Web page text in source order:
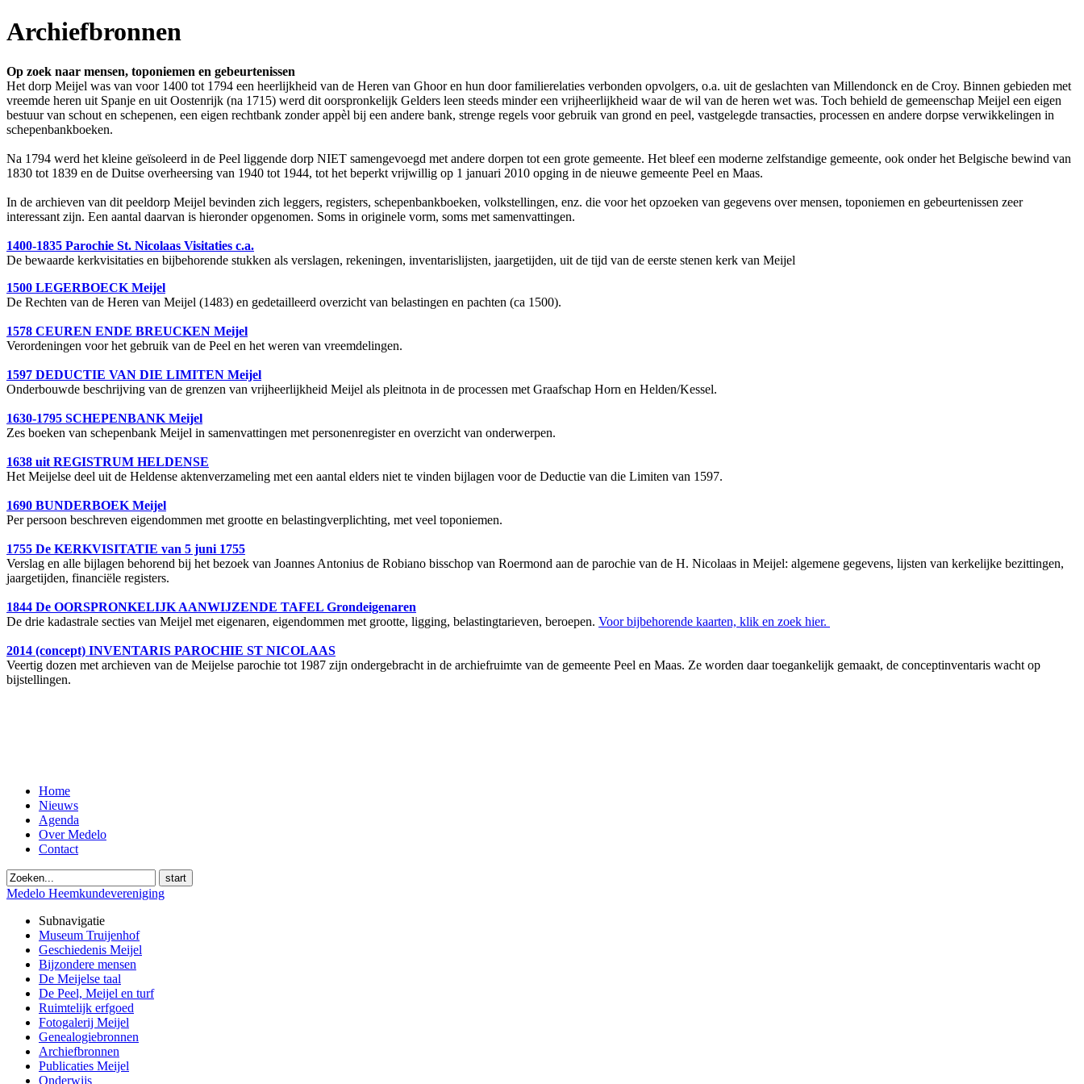
Archiefbronnen
Op zoek naar mensen, toponiemen en gebeurtenissen
Het dorp Meijel was van voor 1400 tot 1794 een heerlijkheid van de Heren van Ghoor en hun door familierelaties verbonden opvolgers, o.a. uit de geslachten van Millendonck en de Croy. Binnen gebieden met
vreemde heren uit Spanje en uit Oostenrijk (na 1715) werd dit oorspronkelijk Gelders leen steeds minder een vrijheerlijkheid waar de wil van de heren wet was. Toch behield de gemeenschap Meijel een eigen
bestuur van schout en schepenen, een eigen rechtbank zonder appèl bij een andere bank, strenge regels voor gebruik van grond en peel, vastgelegde transacties, processen en andere dorpse verwikkelingen in
schepenbankboeken.
Na 1794 werd het kleine geïsoleerd in de Peel liggende dorp NIET samengevoegd met andere dorpen tot een grote gemeente. Het bleef een moderne zelfstandige gemeente, ook onder het Belgische bewind van
1830 tot 1839 en de Duitse overheersing van 1940 tot 1944, tot het beperkt vrijwillig op 1 januari 2010 opging in de nieuwe gemeente Peel en Maas.
In de archieven van dit peeldorp Meijel bevinden zich leggers, registers, schepenbankboeken, volkstellingen, enz. die voor het opzoeken van gegevens over mensen, toponiemen en gebeurtenissen zeer
interessant zijn. Een aantal daarvan is hieronder opgenomen. Soms in originele vorm, soms met samenvattingen.
1400-1835 Parochie St. Nicolaas Visitaties c.a.
De bewaarde kerkvisitaties en bijbehorende stukken als verslagen, rekeningen, inventarislijsten, jaargetijden, uit de tijd van de eerste stenen kerk van Meijel
1500 LEGERBOECK Meijel
De Rechten van de Heren van Meijel (1483) en gedetailleerd overzicht van belastingen en pachten (ca 1500).
1578 CEUREN ENDE BREUCKEN Meijel
Verordeningen voor het gebruik van de Peel en het weren van vreemdelingen.
1597 DEDUCTIE VAN DIE LIMITEN Meijel
Onderbouwde beschrijving van de grenzen van vrijheerlijkheid Meijel als pleitnota in de processen met Graafschap Horn en Helden/Kessel.
1630-1795 SCHEPENBANK Meijel
Zes boeken van schepenbank Meijel in samenvattingen met personenregister en overzicht van onderwerpen.
1638 uit REGISTRUM HELDENSE
Het Meijelse deel uit de Heldense aktenverzameling met een aantal elders niet te vinden bijlagen voor de Deductie van die Limiten van 1597.
1690 BUNDERBOEK Meijel
Per persoon beschreven eigendommen met grootte en belastingverplichting, met veel toponiemen.
1755 De KERKVISITATIE van 5 juni 1755
Verslag en alle bijlagen behorend bij het bezoek van Joannes Antonius de Robiano bisschop van Roermond aan de parochie van de H. Nicolaas in Meijel: algemene gegevens, lijsten van kerkelijke bezittingen,
jaargetijden, financiële registers.
1844 De OORSPRONKELIJK AANWIJZENDE TAFEL Grondeigenaren
De drie kadastrale secties van Meijel met eigenaren, eigendommen met grootte, ligging, belastingtarieven, beroepen. Voor bijbehorende kaarten, klik en zoek hier.
2014 (concept) INVENTARIS PAROCHIE ST NICOLAAS
Veertig dozen met archieven van de Meijelse parochie tot 1987 zijn ondergebracht in de archiefruimte van de gemeente Peel en Maas. Ze worden daar toegankelijk gemaakt, de conceptinventaris wacht op
bijstellingen.
Home
Nieuws
Agenda
Over Medelo
Contact
start
Medelo Heemkundevereniging
Subnavigatie
Museum Truijenhof
Geschiedenis Meijel
Bijzondere mensen
De Meijelse taal
De Peel, Meijel en turf
Ruimtelijk erfgoed
Fotogalerij Meijel
Genealogiebronnen
Archiefbronnen
Publicaties Meijel
Onderwijs